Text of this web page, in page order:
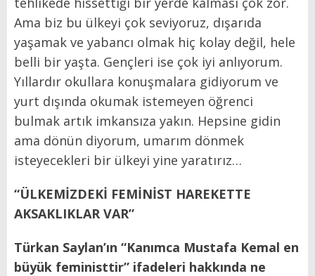
Ama biz bu ülkeyi çok seviyoruz, dışarıda
yaşamak ve yabancı olmak hiç kolay değil, hele
belli bir yaşta. Gençleri ise çok iyi anlıyorum.
Yıllardır okullara konuşmalara gidiyorum ve
yurt dışında okumak istemeyen öğrenci
bulmak artık imkansıza yakın. Hepsine gidin
ama dönün diyorum, umarım dönmek
isteyecekleri bir ülkeyi yine yaratırız…
“ÜLKEMİZDEKİ FEMİNİST HAREKETTE
AKSAKLIKLAR VAR”
Türkan Saylan’ın “Kanımca Mustafa Kemal en
büyük feministtir” ifadeleri hakkında ne